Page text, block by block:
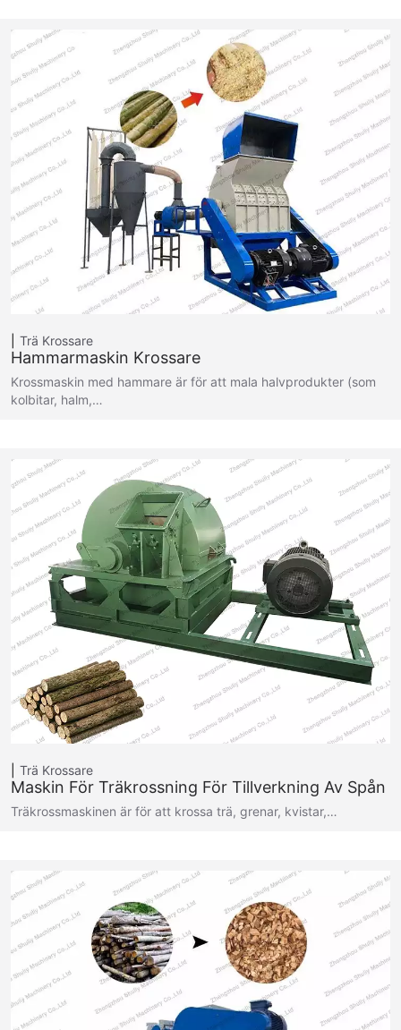
Trä Krossare
Hammarmaskin Krossare
Krossmaskin med hammare är för att mala halvprodukter (som
kolbitar, halm,…
Trä Krossare
Maskin För Träkrossning För Tillverkning Av Spån
Träkrossmaskinen är för att krossa trä, grenar, kvistar,…